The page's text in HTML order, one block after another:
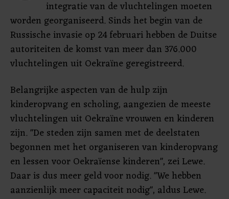
integratie van de vluchtelingen moeten
worden georganiseerd. Sinds het begin van de
Russische invasie op 24 februari hebben de Duitse
autoriteiten de komst van meer dan 376.000
vluchtelingen uit Oekraïne geregistreerd.
Belangrijke aspecten van de hulp zijn
kinderopvang en scholing, aangezien de meeste
vluchtelingen uit Oekraïne vrouwen en kinderen
zijn. "De steden zijn samen met de deelstaten
begonnen met het organiseren van kinderopvang
en lessen voor Oekraïense kinderen", zei Lewe.
Daar is dus meer geld voor nodig. "We hebben
aanzienlijk meer capaciteit nodig", aldus Lewe.